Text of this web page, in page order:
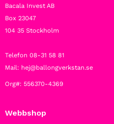
Bacala Invest AB
Box 23047
104 35 Stockholm
Telefon 08-31 58 81
Mail: hej@ballongverkstan.se
Org#: 556370-4369
Webbshop